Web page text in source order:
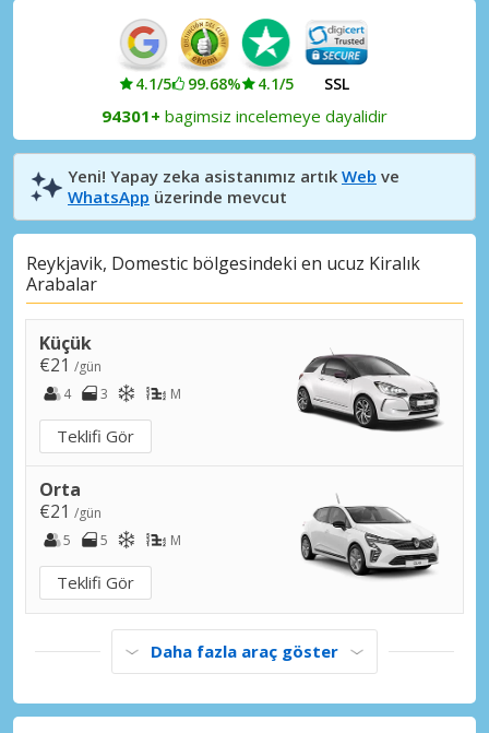
4.1/5 99.68% 4.1/5 SSL
94301+ bagimsiz incelemeye dayalidir
Yeni! Yapay zeka asistanımız artık Web ve
WhatsApp üzerinde mevcut
Reykjavik, Domestic bölgesindeki en ucuz Kiralık
Arabalar
Küçük
€21 /gün
4
3 M
Teklifi Gör
Orta
€21 /gün
5
5 M
Teklifi Gör
Daha fazla araç göster